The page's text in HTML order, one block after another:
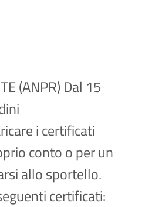
(ANPR) Dal 15
i certificati
conto o per un
allo sportello.
certificati: